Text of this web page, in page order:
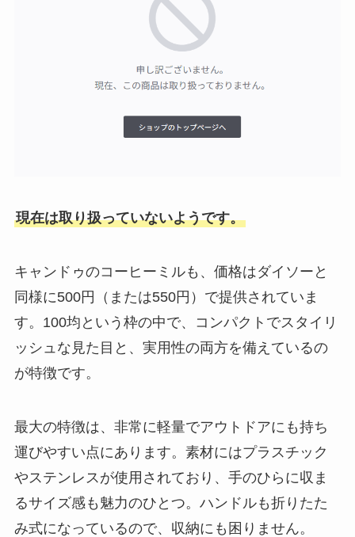
現在は取り扱っていないようです。
キャンドゥのコーヒーミルも、価格はダイソーと
同様に500円（または550円）で提供されていま
す。100均という枠の中で、コンパクトでスタイリ
ッシュな見た目と、実用性の両方を備えているの
が特徴です。
最大の特徴は、非常に軽量でアウトドアにも持ち
運びやすい点にあります。素材にはプラスチック
やステンレスが使用されており、手のひらに収ま
るサイズ感も魅力のひとつ。ハンドルも折りたた
み式になっているので、収納にも困りません。